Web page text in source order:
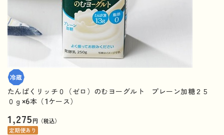
たんぱくリッチ０（ゼロ）のむヨーグルト プレーン加糖２５
０ｇ×6本（1ケース）
1,275円（税込）
定期便あり